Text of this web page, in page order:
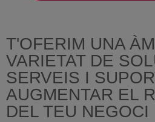
T'OFERIM UNA
VARIETAT DE
SERVEIS I
AUGMENTAR EL
DEL TEU NEGOCI